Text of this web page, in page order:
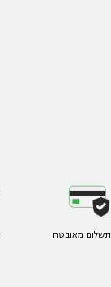
תשלום מאובטח